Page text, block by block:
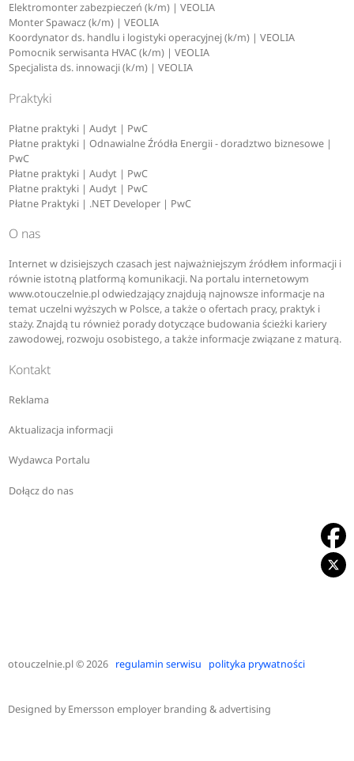
Elektromonter zabezpieczeń (k/m) | VEOLIA
Monter Spawacz (k/m) | VEOLIA
Koordynator ds. handlu i logistyki operacyjnej (k/m) | VEOLIA
Pomocnik serwisanta HVAC (k/m) | VEOLIA
Specjalista ds. innowacji (k/m) | VEOLIA
Praktyki
Płatne praktyki | Audyt | PwC
Płatne praktyki | Odnawialne Źródła Energii - doradztwo biznesowe |
PwC
Płatne praktyki | Audyt | PwC
Płatne praktyki | Audyt | PwC
Płatne Praktyki | .NET Developer | PwC
O nas
Internet w dzisiejszych czasach jest najważniejszym źródłem informacji i
równie istotną platformą komunikacji. Na portalu internetowym
www.otouczelnie.pl odwiedzający znajdują najnowsze informacje na
temat uczelni wyższych w Polsce, a także o ofertach pracy, praktyk i
staży. Znajdą tu również porady dotyczące budowania ścieżki kariery
zawodowej, rozwoju osobistego, a także informacje związane z maturą.
Kontakt
Reklama
Aktualizacja informacji
Wydawca Portalu
Dołącz do nas
otouczelnie.pl© 2026 regulamin serwisu polityka prywatności
Designed byEmersson employer branding & advertising